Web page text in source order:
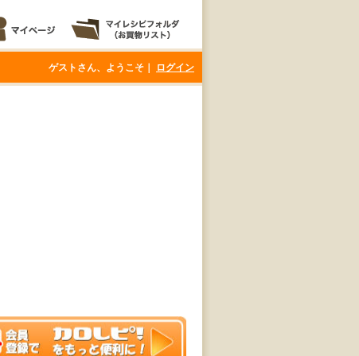
ゲストさん、ようこそ｜ ログイン